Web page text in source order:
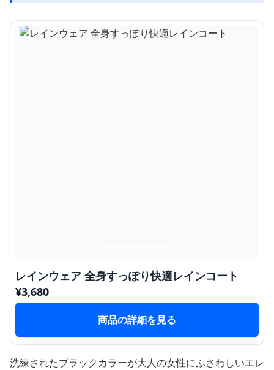
レインウェア 全身すっぽり快適レインコート
¥3,680
商品の詳細を見る
洗練されたブラックカラーが大人の女性にふさわしいエレ